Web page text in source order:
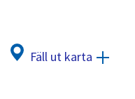
Fäll ut karta